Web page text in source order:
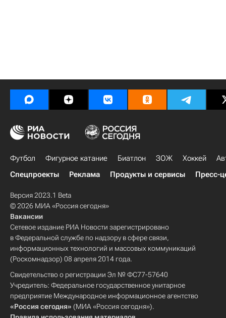
Футбол Фигурное катание Биатлон ЗОЖ Хоккей
Спецпроекты
Реклама Продукты и сервисы Пресс-
Версия 2023.1 Beta
© 2026 МИА «Россия сегодня»
Вакансии
Сетевое издание РИА Новости зарегистрировано
в Федеральной службе по надзору в сфере связи,
информационных технологий и массовых коммуникаций
(Роскомнадзор) 08 апреля 2014 года.
Свидетельство о регистрации Эл № ФС77-57640
Учредитель: Федеральное государственное унитарное
предприятие Международное информационное агентство
«Россия сегодня» (МИА «Россия сегодня»).